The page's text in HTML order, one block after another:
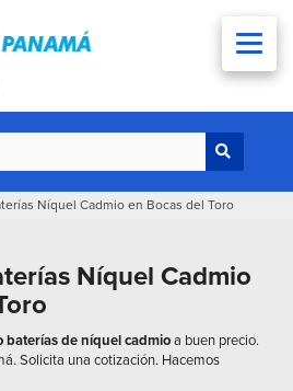
Níquel Cadmio en Bocas del Toro
Níquel Cadmio
baterías de níquel cadmioa buen precio.
Solicita una cotización. Hacemos